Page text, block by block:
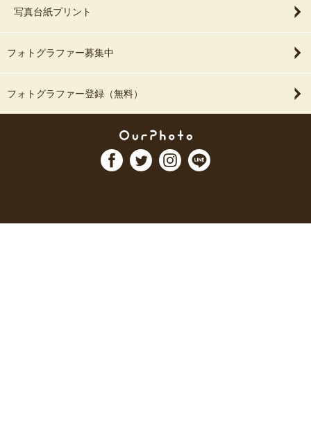
写真台紙プリント
フォトグラファー募集中
フォトグラファー登録（無料）